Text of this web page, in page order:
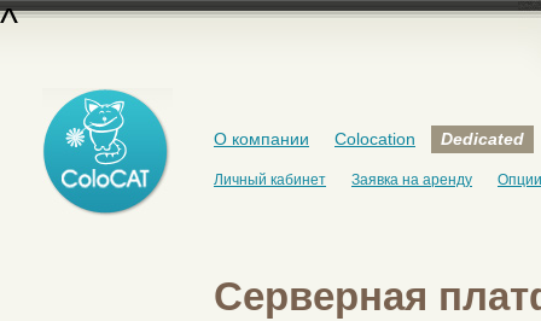
^
О компании Colocation Dedicated
Личный кабинет Заявка на аренду Опции
Серверная